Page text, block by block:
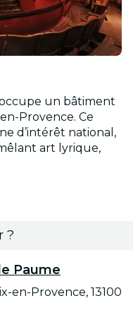
un bâtiment
Provence. Ce
d’intérêt national,
art lyrique,
?
Paume
en-Provence, 13100